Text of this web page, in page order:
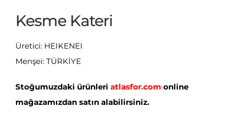
Kesme Kateri
Üretici: HEIKENEI
Menşei: TÜRKİYE
Stoğumuzdaki ürünleri atlasfor.com online
mağazamızdan satın alabilirsiniz.